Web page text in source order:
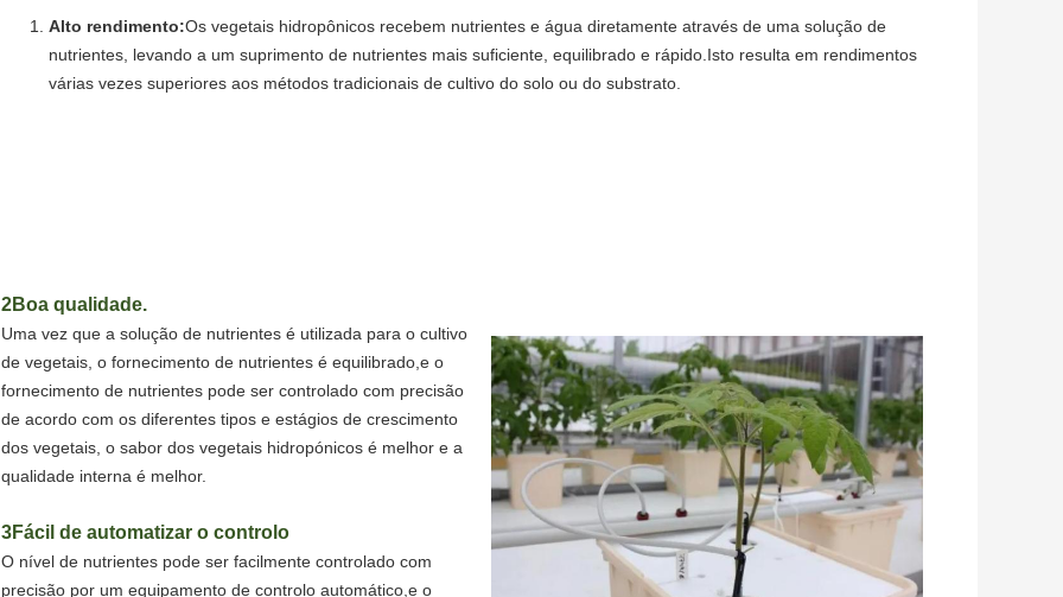
Alto rendimento:Os vegetais hidropônicos recebem nutrientes e água diretamente através de uma solução de
nutrientes, levando a um suprimento de nutrientes mais suficiente, equilibrado e rápido.Isto resulta em rendimentos
várias vezes superiores aos métodos tradicionais de cultivo do solo ou do substrato.
2Boa qualidade.
Uma vez que a solução de nutrientes é utilizada para o cultivo
de vegetais, o fornecimento de nutrientes é equilibrado,e o
fornecimento de nutrientes pode ser controlado com precisão
de acordo com os diferentes tipos e estágios de crescimento
dos vegetais, o sabor dos vegetais hidropónicos é melhor e a
qualidade interna é melhor.
3Fácil de automatizar o controlo
O nível de nutrientes pode ser facilmente controlado com
precisão por um equipamento de controlo automático,e o